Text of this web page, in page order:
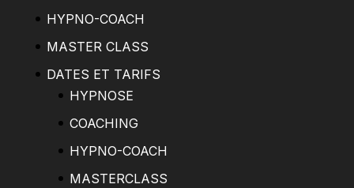
HYPNO-COACH
MASTER CLASS
DATES ET TARIFS
HYPNOSE
COACHING
HYPNO-COACH
MASTERCLASS